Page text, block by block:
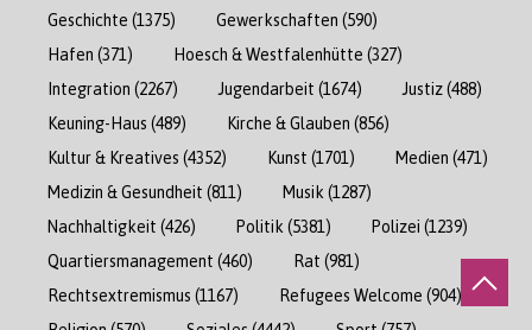
Geschichte (1375) Gewerkschaften (590)
Hafen (371) Hoesch & Westfalenhütte (327)
Integration (2267) Jugendarbeit (1674) Justiz(488)
Keuning-Haus (489) Kirche & Glauben (856)
Kultur & Kreatives (4352) Kunst (1701) Medien (471)
Medizin & Gesundheit (811) Musik (1287)
Nachhaltigkeit (426) Politik (5381) Polizei (1239)
Quartiersmanagement (460) Rat (981)
Rechtsextremismus (1167) Refugees Welcome (904)